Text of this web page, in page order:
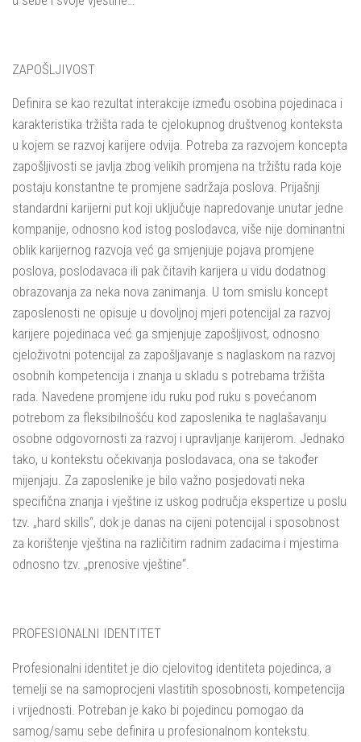
ZAPOŠLJIVOST
Definira se kao rezultat interakcije između osobina pojedinaca i
karakteristika tržišta rada te cjelokupnog društvenog konteksta
u kojem se razvoj karijere odvija. Potreba za razvojem koncepta
zapošljivosti se javlja zbog velikih promjena na tržištu rada koje
postaju konstantne te promjene sadržaja poslova. Prijašnji
standardni karijerni put koji uključuje napredovanje unutar jedne
kompanije, odnosno kod istog poslodavca, više nije dominantni
oblik karijernog razvoja već ga smjenjuje pojava promjene
poslova, poslodavaca ili pak čitavih karijera u vidu dodatnog
obrazovanja za neka nova zanimanja. U tom smislu koncept
zaposlenosti ne opisuje u dovoljnoj mjeri potencijal za razvoj
karijere pojedinaca već ga smjenjuje zapošljivost, odnosno
cjeloživotni potencijal za zapošljavanje s naglaskom na razvoj
osobnih kompetencija i znanja u skladu s potrebama tržišta
rada. Navedene promjene idu ruku pod ruku s povećanom
potrebom za fleksibilnošću kod zaposlenika te naglašavanju
osobne odgovornosti za razvoj i upravljanje karijerom. Jednako
tako, u kontekstu očekivanja poslodavaca, ona se također
mijenjaju. Za zaposlenike je bilo važno posjedovati neka
specifična znanja i vještine iz uskog područja ekspertize u poslu
tzv. „hard skills“, dok je danas na cijeni potencijal i sposobnost
za korištenje vještina na različitim radnim zadacima i mjestima
odnosno tzv. „prenosive vještine“.
PROFESIONALNI IDENTITET
Profesionalni identitet je dio cjelovitog identiteta pojedinca, a
temelji se na samoprocjeni vlastitih sposobnosti, kompetencija
i vrijednosti. Potreban je kako bi pojedincu pomogao da
samog/samu sebe definira u profesionalnom kontekstu.